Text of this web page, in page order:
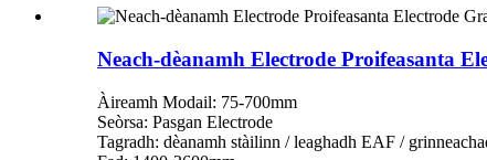
Neach-dèanamh Electrode Proifeasanta
Àireamh Modail: 75-700mm
Seòrsa: Pasgan Electrode
Tagradh: dèanamh stàilinn / leaghadh EAF /